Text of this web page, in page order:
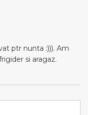
ptr nunta :))). Am
si aragaz.